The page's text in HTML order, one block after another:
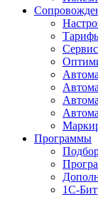
Программы
1С-